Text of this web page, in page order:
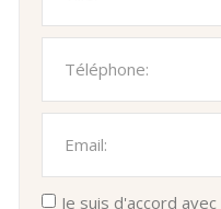
Je suis d'accord